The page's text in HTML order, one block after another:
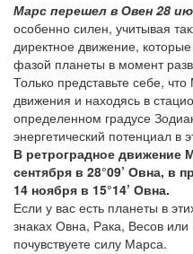
Марс перешел в Овен 28
особенно силен, учитывая
директное движение,
фазой планеты в момент
Только представьте себе,
движения и находясь в
определенном градусе
энергетический потенциал в
В ретроградное движение
сентября в 28°09’ Овна, в
14 ноября в 15°14’ Овна.
Если у вас есть планеты в
знаках Овна, Рака, Весов
почувствуете силу Марса.